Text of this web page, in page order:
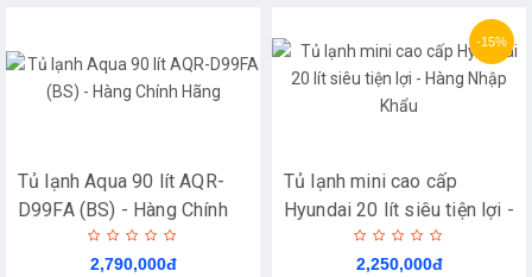
Tủ lạnh Aqua 90 lít AQR-
D99FA (BS) - Hàng Chính
2,790,000đ
-15%
Tủ lạnh mini cao cấp
Hyundai 20 lít siêu tiện lợi -
Hàng Nhập Khẩu
2,250,000đ